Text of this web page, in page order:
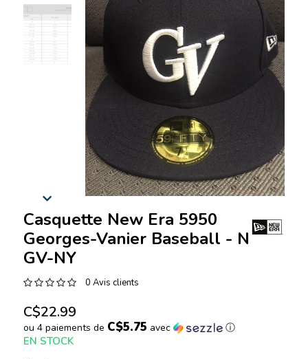
Casquette New Era 5950
Georges-Vanier Baseball - NEC-
GV-NY
0 Avis clients
C$22.99
ou 4 paiements de C$5.75 avec ⓘ
EN STOCK